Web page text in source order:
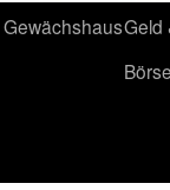
GewächshausGeld